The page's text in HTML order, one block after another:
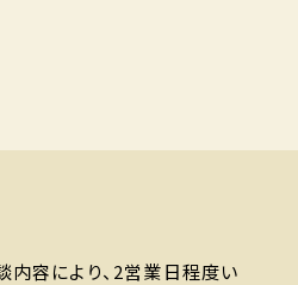
内容により、2営業日程度い